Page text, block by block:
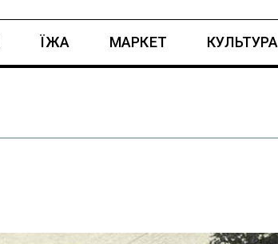
ЇЖА МАРКЕТ КУЛЬТУРА